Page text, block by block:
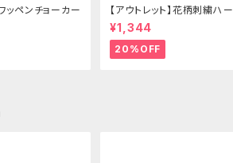
ッペンチョーカー
【アウトレット】花柄刺繍ハ
グ
¥1,344
20%OFF